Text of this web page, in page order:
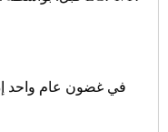
في غضون عام واحد